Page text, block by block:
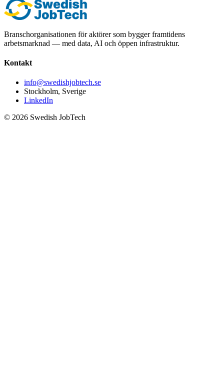
Branschorganisationen för aktörer som bygger framtidens
arbetsmarknad — med data, AI och öppen infrastruktur.
Kontakt
info@swedishjobtech.se
Stockholm, Sverige
LinkedIn
© 2026 Swedish JobTech